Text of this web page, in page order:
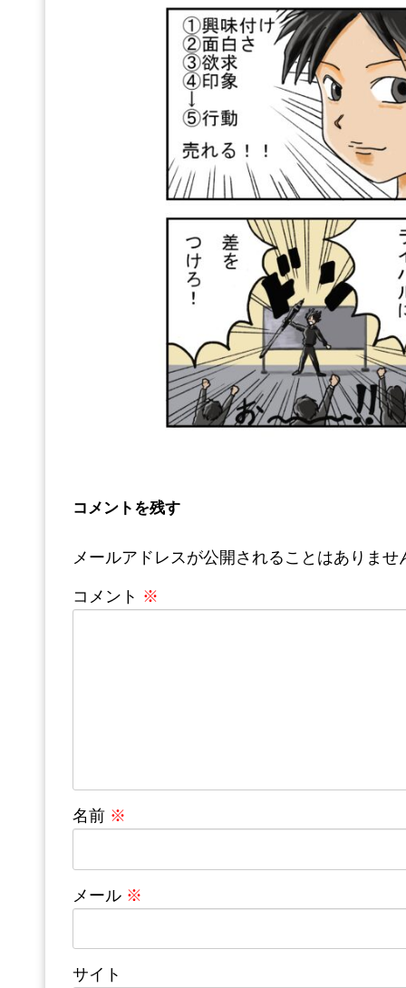
コメントを残す
メールアドレスが公開されることはありませ
コメント ※
名前 ※
メール ※
サイト